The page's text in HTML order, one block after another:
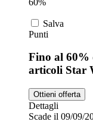
Salva
Punti
Fino al 60%
articoli Star
Ottieni offerta
Dettagli
Scade il 09/09/